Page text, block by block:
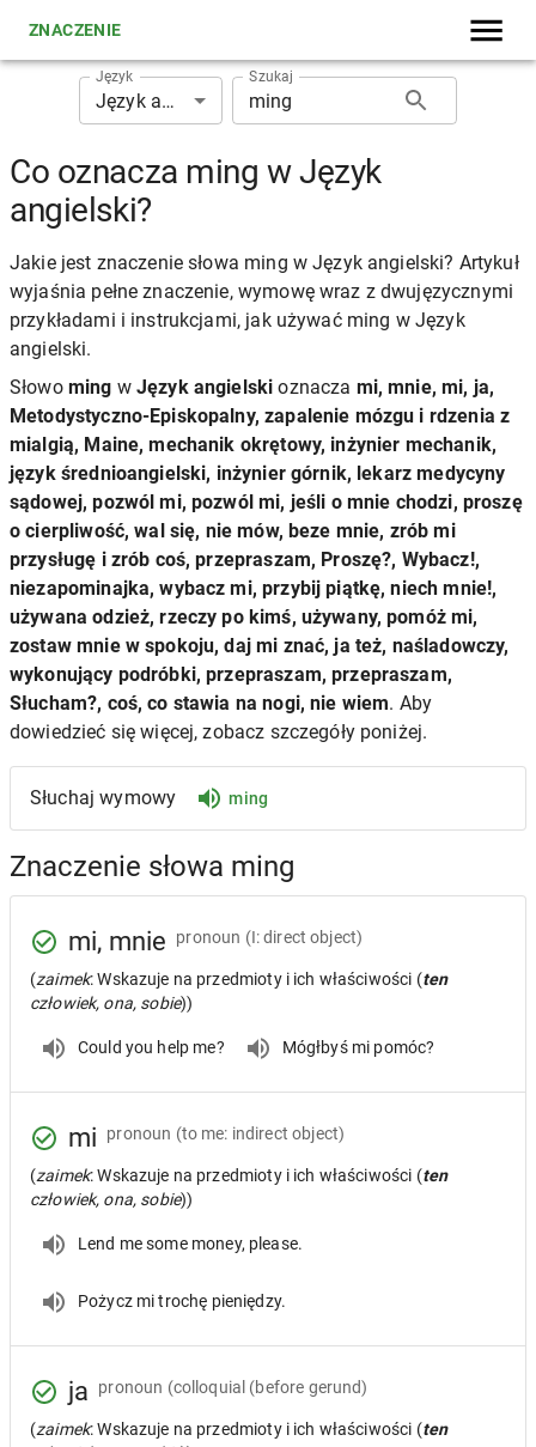
ZNACZENIE
Język
Język angielski
Szukaj
Co oznacza ming w Język
angielski?
Jakie jest znaczenie słowa ming w Język angielski? Artykuł
wyjaśnia pełne znaczenie, wymowę wraz z dwujęzycznymi
przykładami i instrukcjami, jak używać ming w Język
angielski.
Słowo ming w Język angielski oznacza mi, mnie, mi, ja,
Metodystyczno-Episkopalny, zapalenie mózgu i rdzenia z
mialgią, Maine, mechanik okrętowy, inżynier mechanik,
język średnioangielski, inżynier górnik, lekarz medycyny
sądowej, pozwól mi, pozwól mi, jeśli o mnie chodzi, proszę
o cierpliwość, wal się, nie mów, beze mnie, zrób mi
przysługę i zrób coś, przepraszam, Proszę?, Wybacz!,
niezapominajka, wybacz mi, przybij piątkę, niech mnie!,
używana odzież, rzeczy po kimś, używany, pomóż mi,
zostaw mnie w spokoju, daj mi znać, ja też, naśladowczy,
wykonujący podróbki, przepraszam, przepraszam,
Słucham?, coś, co stawia na nogi, nie wiem. Aby
dowiedzieć się więcej, zobacz szczegóły poniżej.
Słuchaj wymowy ming
Znaczenie słowa ming
mi, mnie pronoun (I: direct object)
(zaimek: Wskazuje na przedmioty i ich właściwości (ten
człowiek, ona, sobie))
Could you help me? Mógłbyś mi pomóc?
mi pronoun (to me: indirect object)
(zaimek: Wskazuje na przedmioty i ich właściwości (ten
człowiek, ona, sobie))
Lend me some money, please.
Pożycz mi trochę pieniędzy.
ja pronoun (colloquial (before gerund)
(zaimek: Wskazuje na przedmioty i ich właściwości (ten